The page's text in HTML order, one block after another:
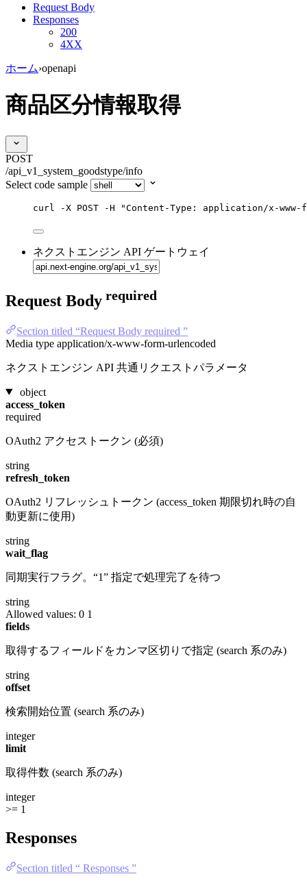
Request Body
Responses
200
4XX
ホーム›openapi
商品区分情報取得
POST
/api_v1_system_goodstype/info
Select code sample
curl -X POST -H "Content-Type: application/x-www-
ネクストエンジン API ゲートウェイ
Request Body required
Section titled “Request Body required ”
Media type application/x-www-form-urlencoded
ネクストエンジン API 共通リクエストパラメータ
object
access_token
required
OAuth2 アクセストークン (必須)
string
refresh_token
OAuth2 リフレッシュトークン (access_token 期限切れ時の自
動更新に使用)
string
wait_flag
同期実行フラグ。“1” 指定で処理完了を待つ
string
Allowed values: 0 1
fields
取得するフィールドをカンマ区切りで指定 (search 系のみ)
string
offset
検索開始位置 (search 系のみ)
integer
limit
取得件数 (search 系のみ)
integer
>= 1
Responses
Section titled “ Responses ”